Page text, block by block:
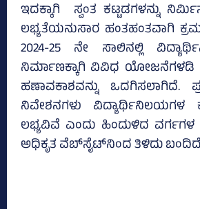
ಇದಕ್ಕಾಗಿ ಸ್ವಂತ ಕಟ್ಟಡಗಳನ್ನು
ಲಭ್ಯತೆಯನುಸಾರ ಹಂತಹಂತವಾಗಿ ಕ್ರಮ
2024-25 ನೇ ಸಾಲಿನಲ್ಲಿ
ನಿರ್ಮಾಣಕ್ಕಾಗಿ ವಿವಿಧ ಯೋಜನೆಗಳಡಿ
ಹಣಾವಕಾಶವನ್ನು ಒದಗಿಸಲಾಗಿದೆ.
ನಿವೇಶನಗಳು ವಿದ್ಯಾರ್ಥಿನಿಲಯಗಳ
ಲಭ್ಯವಿವೆ ಎಂದು ಹಿಂದುಳಿದ
ಅಧಿಕೃತ ವೆಬ್‌ಸೈಟ್‌ನಿಂದ ತಿಳಿದು